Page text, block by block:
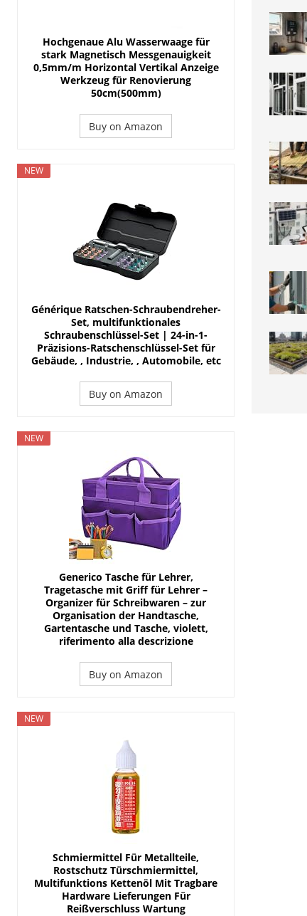
Hochgenaue Alu Wasserwaage für
stark Magnetisch Messgenauigkeit
0,5mm/m Horizontal Vertikal Anzeige
Werkzeug für Renovierung
50cm(500mm)
Buy on Amazon
NEW
Générique Ratschen-Schraubendreher-
Set, multifunktionales
Schraubenschlüssel-Set | 24-in-1-
Präzisions-Ratschenschlüssel-Set für
Gebäude, , Industrie, , Automobile, etc
Buy on Amazon
NEW
Generico Tasche für Lehrer,
Tragetasche mit Griff für Lehrer –
Organizer für Schreibwaren – zur
Organisation der Handtasche,
Gartentasche und Tasche, violett,
riferimento alla descrizione
Buy on Amazon
NEW
Schmiermittel Für Metallteile,
Rostschutz Türschmiermittel,
Multifunktions Kettenöl Mit Tragbare
Hardware Lieferungen Für
Reißverschluss Wartung